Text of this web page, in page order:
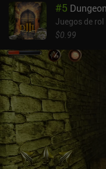
diseñó pensando en
pequeño en los
frustrante cuando
iluminadas. No obstante,
un buen añadido. Caves of Lore es un juego premium de 7,99 $.
Puede parecer un poco
desarrollado en solitario-,
duran muchas horas, el
#5
Juegos de rol
$0.99